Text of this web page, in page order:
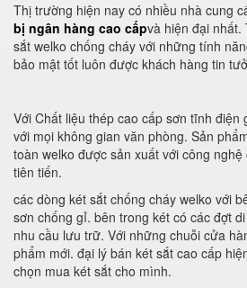
Thị trường hiện nay có nhiều nhà cung
bị ngân hàng cao cấpvà hiện đại nhất.
sắt welko chống cháy với những tính
bảo mật tốt luôn được khách hàng tin
Với Chất liệu thép cao cấp sơn tĩnh điện
với mọi không gian văn phòng. Sản
toàn welko được sản xuất với công
tiên tiến.
các dòng két sắt chống cháy welko với
sơn chống gỉ. bên trong két có các đợt
nhu cầu lưu trữ. Với những chuỗi cửa
phẩm mới. đại lý bán két sắt cao cấp
chọn mua két sắt cho mình.